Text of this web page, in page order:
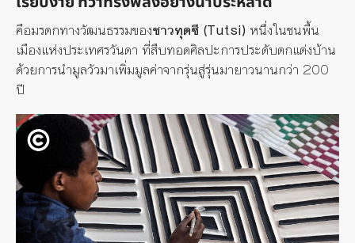
คือมรดกทางวัฒนธรรมของชาวทุตซี (Tutsi) หนึ่งในชนพื้น
เมืองแห่งประเทศรวันดา ที่สืบทอดศิลปะการประดับตกแต่งบ้าน
ด้วยการนำมูลวัวมาเพิ่มมูลค่าจากรุ่นสู่รุ่นมายาวนานกว่า 200
ปี